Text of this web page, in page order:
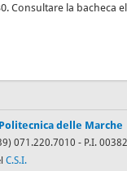
Consultare la bacheca
delle Marche
071.220.7010 - P.I.
C.S.I.